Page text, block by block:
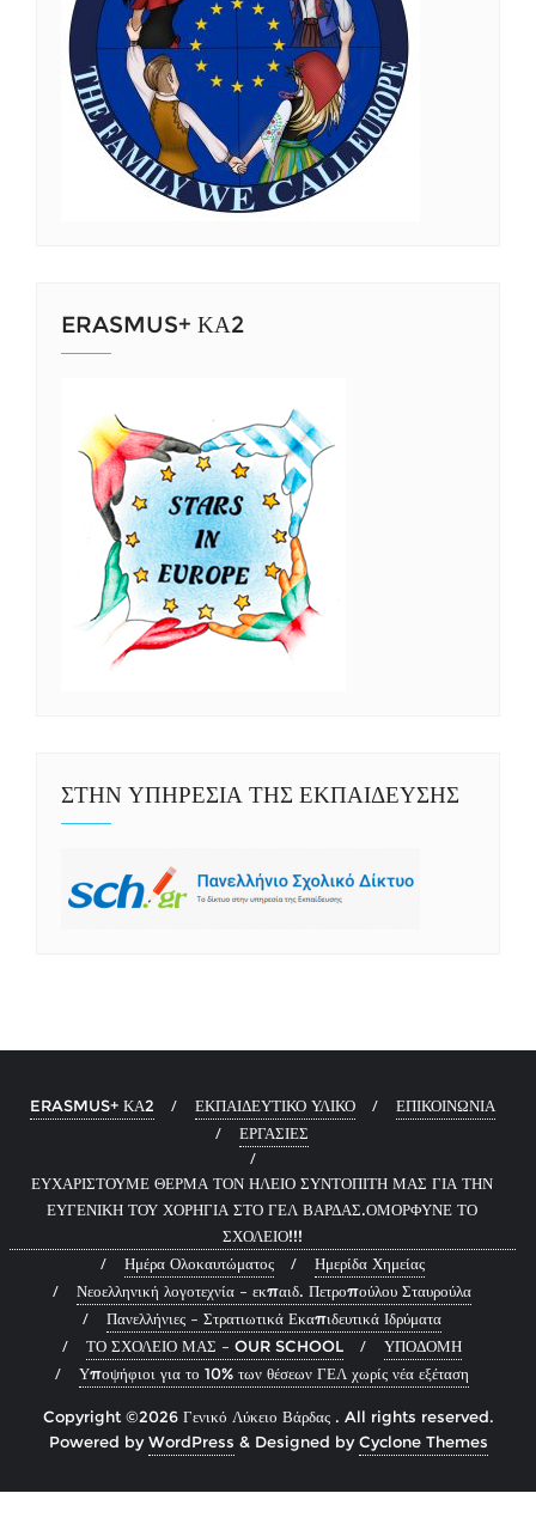
ERASMUS+ ΚΑ2
ΣΤΗΝ ΥΠΗΡΕΣΙΑ ΤΗΣ ΕΚΠΑΙΔΕΥΣΗΣ
ERASMUS+ ΚΑ2 ΕΚΠΑΙΔΕΥΤΙΚΟ ΥΛΙΚΟ
ΕΠΙΚΟΙΝΩΝΙΑ
ΕΡΓΑΣΙΕΣ
ΕΥΧΑΡΙΣΤΟΥΜΕ ΘΕΡΜΑ ΤΟΝ ΗΛΕΙΟ ΣΥΝΤΟΠΙΤΗ ΜΑΣ ΓΙΑ ΤΗΝ
ΕΥΓΕΝΙΚΗ ΤΟΥ ΧΟΡΗΓΙΑ ΣΤΟ ΓΕΛ ΒΑΡΔΑΣ.ΟΜΟΡΦΥΝΕ ΤΟ
ΣΧΟΛΕΙΟ!!!
Ημέρα Ολοκαυτώματος
Ημερίδα Χημείας
Νεοελληνική λογοτεχνία – εκπαιδ. Πετροπούλου Σταυρούλα
Πανελλήνιες – Στρατιωτικά Εκαπιδευτικά Ιδρύματα
ΤΟ ΣΧΟΛΕΙΟ ΜΑΣ – OUR SCHOOL
ΥΠΟΔΟΜΗ
Υποψήφιοι για το 10% των θέσεων ΓΕΛ χωρίς νέα εξέταση
Copyright ©2026 Γενικό Λύκειο Βάρδας . All rights reserved.
Powered byWordPress & Designed byCyclone Themes